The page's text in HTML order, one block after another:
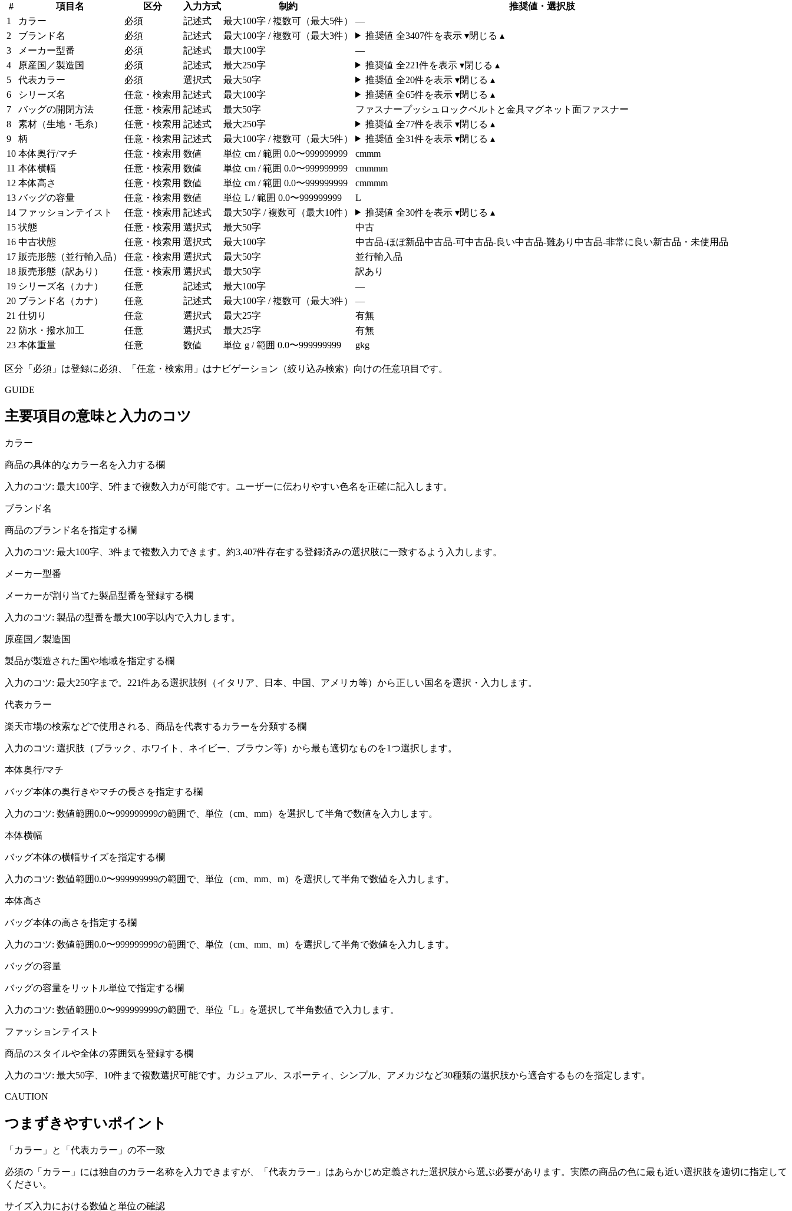
# 項目名 区分 入力方式 制約
推奨値・選択肢
1
カラー 必須 記述式 最大100字 / 複数可（最大5件）
—
2
ブランド名 必須 記述式 最大100字 / 複数可（最大3件） 推奨値 全3407件を表示 ▾閉じる ▴
3
メーカー型番 必須 記述式 最大100字
—
4
原産国／製造国 必須 記述式 最大250字 推奨値 全221件を表示 ▾閉じる ▴
5
代表カラー 必須 選択式 最大50字 推奨値 全20件を表示 ▾閉じる ▴
6
シリーズ名 任意・検索用 記述式 最大100字 推奨値 全65件を表示 ▾閉じる ▴
7
バッグの開閉方法 任意・検索用 記述式 最大50字 ファスナープッシュロックベルトと金具マグネット 面ファスナー
8
素材（生地・毛糸） 任意・検索用 記述式 最大250字 推奨値 全77件を表示 ▾閉じる ▴
9
柄 任意・検索用 記述式 最大100字 / 複数可（最大5件） 推奨値 全31件を表示 ▾閉じる ▴
10 本体奥行/マチ 任意・検索用 数値 単位 cm / 範囲 0.0〜999999999 cmmm
11 本体横幅 任意・検索用 数値 単位 cm / 範囲 0.0〜999999999 cmmmm
12 本体高さ 任意・検索用 数値 単位 cm / 範囲 0.0〜999999999 cmmmm
13 バッグの容量 任意・検索用 数値 単位 L / 範囲 0.0〜999999999
L
14 ファッションテイスト 任意・検索用 記述式 最大50字 / 複数可（最大10件） 推奨値 全30件を表示 ▾閉じる ▴
15 状態 任意・検索用 選択式 最大50字
中古
16 中古状態 任意・検索用 選択式 最大100字 中古品-ほぼ新品中古品-可中古品-良い中古品-難あり 中古品-非常に良い新古品・未使用品
17 販売形態（並行輸入品） 任意・検索用 選択式 最大50字
並行輸入品
18 販売形態（訳あり） 任意・検索用 選択式 最大50字
訳あり
19 シリーズ名（カナ） 任意 記述式 最大100字
—
20 ブランド名（カナ） 任意 記述式 最大100字 / 複数可（最大3件）
—
21 仕切り 任意 選択式 最大25字 有無
22 防水・撥水加工 任意 選択式 最大25字 有無
23 本体重量 任意 数値 単位 g / 範囲 0.0〜999999999 gkg
区分「必須」は登録に必須、「任意・検索用」はナビゲーション（絞り込み検索）向けの任意項目です。
GUIDE
主要項目の意味と入力のコツ
カラー
商品の具体的なカラー名を入力する欄
入力のコツ: 最大100字、5件まで複数入力が可能です。ユーザーに伝わりやすい色名を正確に記入します。
ブランド名
商品のブランド名を指定する欄
入力のコツ: 最大100字、3件まで複数入力できます。約3,407件存在する登録済みの選択肢に一致するよう入力します。
メーカー型番
メーカーが割り当てた製品型番を登録する欄
入力のコツ: 製品の型番を最大100字以内で入力します。
原産国／製造国
製品が製造された国や地域を指定する欄
入力のコツ: 最大250字まで。221件ある選択肢例（イタリア、日本、中国、アメリカ等）から正しい国名を選択・入力します。
代表カラー
楽天市場の検索などで使用される、商品を代表するカラーを分類する欄
入力のコツ: 選択肢（ブラック、ホワイト、ネイビー、ブラウン等）から最も適切なものを1つ選択します。
本体奥行/マチ
バッグ本体の奥行きやマチの長さを指定する欄
入力のコツ: 数値範囲0.0〜999999999の範囲で、単位（cm、mm）を選択して半角で数値を入力します。
本体横幅
バッグ本体の横幅サイズを指定する欄
入力のコツ: 数値範囲0.0〜999999999の範囲で、単位（cm、mm、m）を選択して半角で数値を入力します。
本体高さ
バッグ本体の高さを指定する欄
入力のコツ: 数値範囲0.0〜999999999の範囲で、単位（cm、mm、m）を選択して半角で数値を入力します。
バッグの容量
バッグの容量をリットル単位で指定する欄
入力のコツ: 数値範囲0.0〜999999999の範囲で、単位「L」を選択して半角数値で入力します。
ファッションテイスト
商品のスタイルや全体の雰囲気を登録する欄
入力のコツ: 最大50字、10件まで複数選択可能です。カジュアル、スポーティ、シンプル、アメカジなど30種類の選択肢から適合するものを指定します。
CAUTION
つまずきやすいポイント
「カラー」と「代表カラー」の不一致
必須の「カラー」には独自のカラー名称を入力できますが、「代表カラー」はあらかじめ定義された選択肢から選ぶ必要があります。実際の商品の色に最も近い選択肢を適切に指定して
ください。
サイズ入力における数値と単位の確認